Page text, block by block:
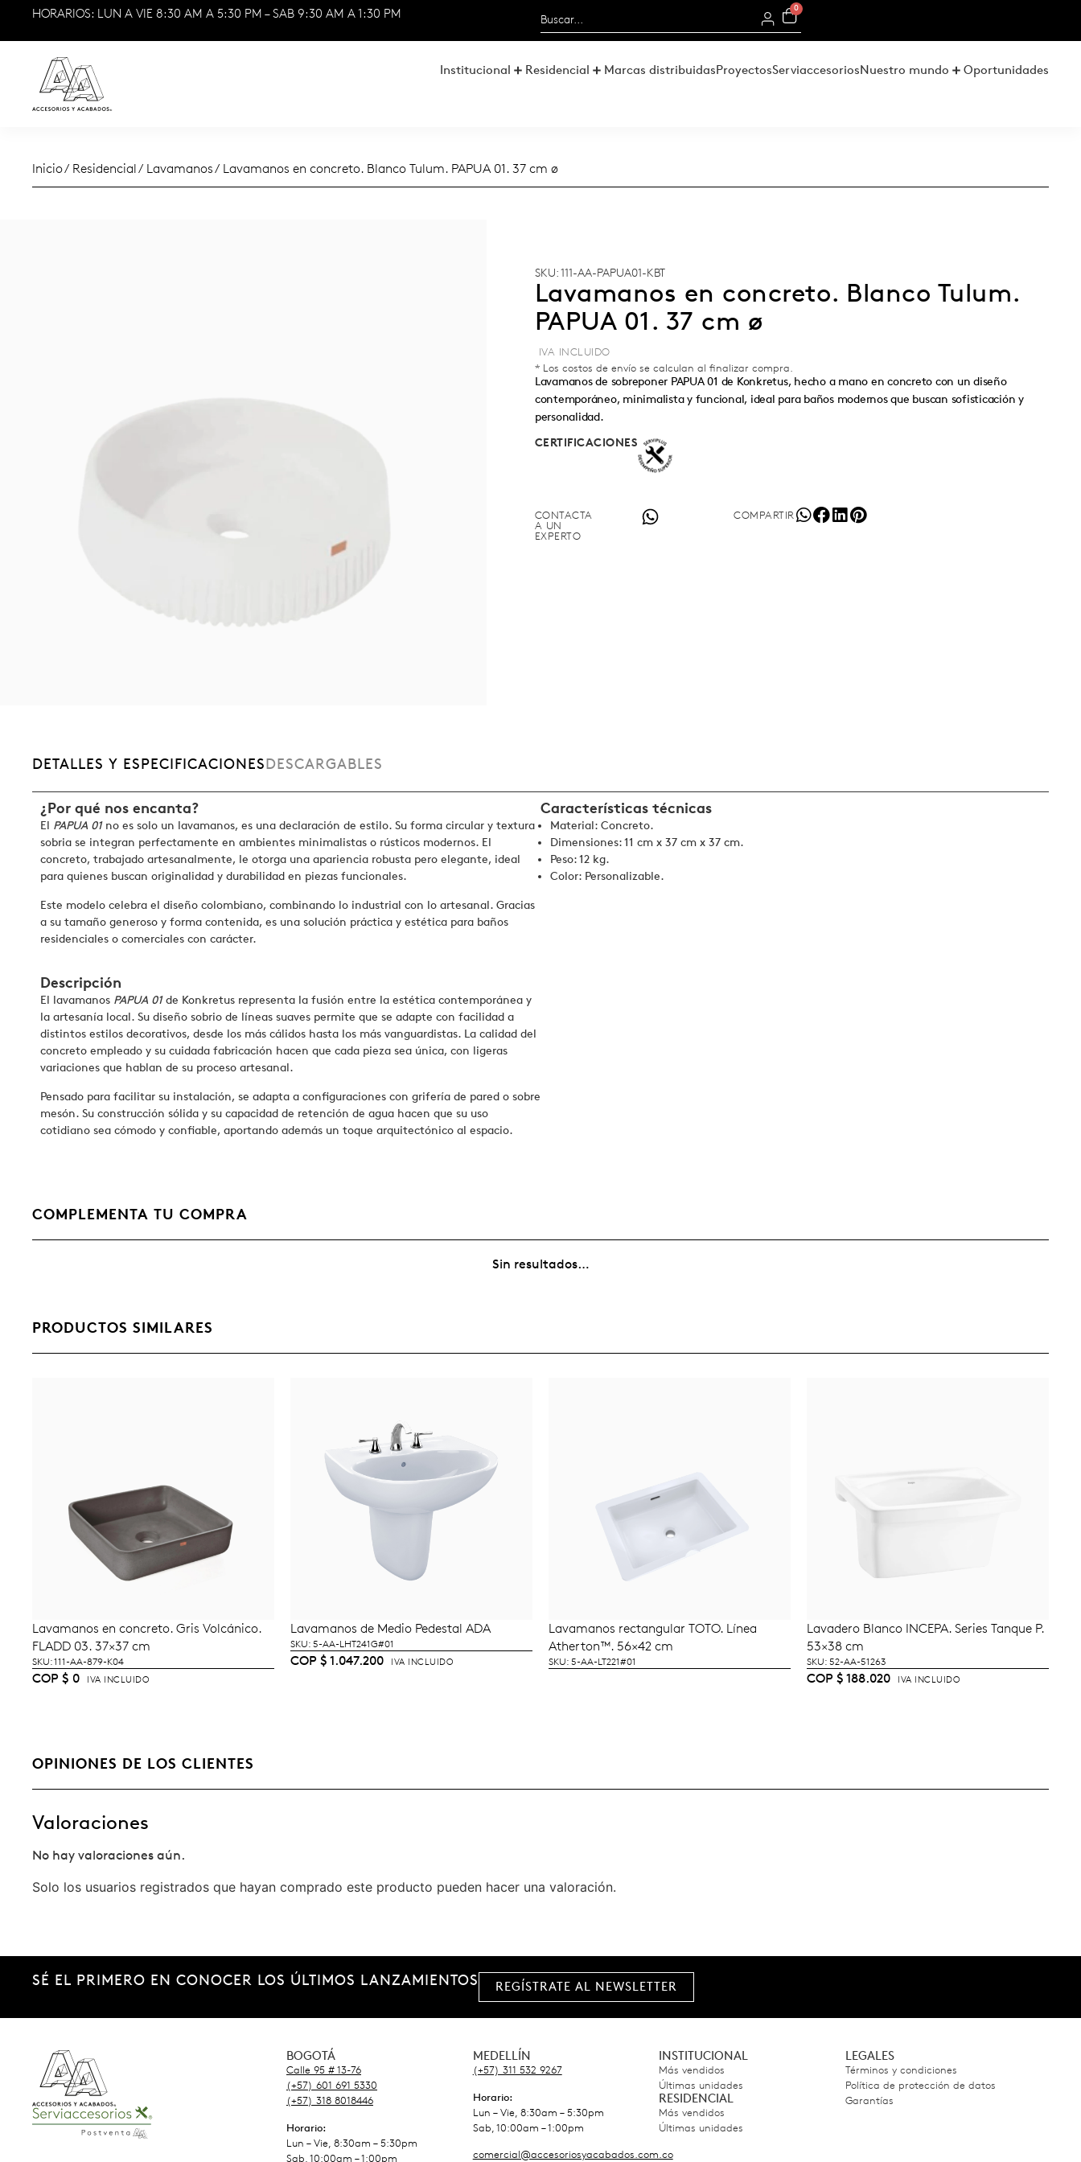
HORARIOS: LUN A VIE 8:30 AM A 5:30 PM – SAB 9:30 AM A 1:30 PM 0
Institucional Residencial Marcas distribuidasProyectosServiaccesoriosNuestro mundo Oportunidades
Inicio/ Residencial/ Lavamanos/ Lavamanos en concreto. Blanco Tulum. PAPUA 01. 37 cm ø
SKU: 111-AA-PAPUA01-KBT
Lavamanos en concreto. Blanco Tulum.
PAPUA 01. 37 cm ø
* Los costos de envío se calculan al finalizar compra.
Lavamanos de sobreponer PAPUA 01 de Konkretus, hecho a mano en concreto con un diseño
contemporáneo, minimalista y funcional, ideal para baños modernos que buscan sofisticación y
personalidad.
CERTIFICACIONES
CONTACTA
A UN
EXPERTO
COMPARTIR
DETALLES Y ESPECIFICACIONESDESCARGABLES
¿Por qué nos encanta?
El PAPUA 01no es solo un lavamanos, es una declaración de estilo. Su forma circular y textura
sobria se integran perfectamente en ambientes minimalistas o rústicos modernos. El
concreto, trabajado artesanalmente, le otorga una apariencia robusta pero elegante, ideal
para quienes buscan originalidad y durabilidad en piezas funcionales.
Este modelo celebra el diseño colombiano, combinando lo industrial con lo artesanal. Gracias
a su tamaño generoso y forma contenida, es una solución práctica y estética para baños
residenciales o comerciales con carácter.
Descripción
El lavamanos PAPUA 01de Konkretus representa la fusión entre la estética contemporánea y
la artesanía local. Su diseño sobrio de líneas suaves permite que se adapte con facilidad a
distintos estilos decorativos, desde los más cálidos hasta los más vanguardistas. La calidad del
concreto empleado y su cuidada fabricación hacen que cada pieza sea única, con ligeras
variaciones que hablan de su proceso artesanal.
Pensado para facilitar su instalación, se adapta a configuraciones con grifería de pared o sobre
mesón. Su construcción sólida y su capacidad de retención de agua hacen que su uso
cotidiano sea cómodo y confiable, aportando además un toque arquitectónico al espacio.
Características técnicas
Material: Concreto.
Dimensiones: 11 cm x 37 cm x 37 cm.
Peso: 12 kg.
Color: Personalizable.
COMPLEMENTA TU COMPRA
Sin resultados…
PRODUCTOS SIMILARES
AÑADIR AL CARRITO
Lavamanos en concreto. Gris Volcánico.
FLADD 03. 37×37 cm
SKU: 111-AA-879-K04
COP $ 0 IVA INCLUIDO
AÑADIR AL CARRITO
Lavamanos de Medio Pedestal ADA
SKU: 5-AA-LHT241G#01
COP $ 1.047.200 IVA INCLUIDO
LEER MÁS
Lavamanos rectangular TOTO. Línea
Atherton™. 56×42 cm
SKU: 5-AA-LT221#01
AÑADIR AL CARRITO
Lavadero Blanco INCEPA. Series Tanque P.
53×38 cm
SKU: 52-AA-51263
COP $ 188.020 IVA INCLUIDO
OPINIONES DE LOS CLIENTES
Valoraciones
No hay valoraciones aún.
Solo los usuarios registrados que hayan comprado este producto pueden hacer una valoración.
SÉ EL PRIMERO EN CONOCER LOS ÚLTIMOS LANZAMIENTOS REGÍSTRATE AL NEWSLETTER
BOGOTÁ
Calle 95 # 13-76
(+57) 601 691 5330
(+57) 318 8018446
Horario:
Lun – Vie, 8:30am – 5:30pm
Sab, 10:00am – 1:00pm
MEDELLÍN
(+57) 311 532 9267
Horario:
Lun – Vie, 8:30am – 5:30pm
Sab, 10:00am – 1:00pm
comercial@accesoriosyacabados.com.co
INSTITUCIONAL
Más vendidos
Últimas unidades
RESIDENCIAL
Más vendidos
Últimas unidades
LEGALES
Términos y condiciones
Política de protección de datos
Garantías